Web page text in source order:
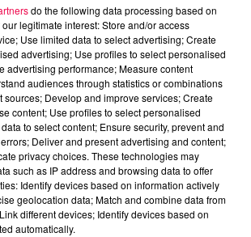
20251118-FLASHBACK.mp3
do the following data processing based on
legitimate interest: Store and/or access
Use limited data to select advertising; Create
advertising; Use profiles to select personalised
advertising performance; Measure content
audiences through statistics or combinations
sources; Develop and improve services; Create
content; Use profiles to select personalised
to select content; Ensure security, prevent and
Deliver and present advertising and content;
privacy choices. These technologies may
such as IP address and browsing data to offer
Identify devices based on information actively
geolocation data; Match and combine data from
different devices; Identify devices based on
automatically.